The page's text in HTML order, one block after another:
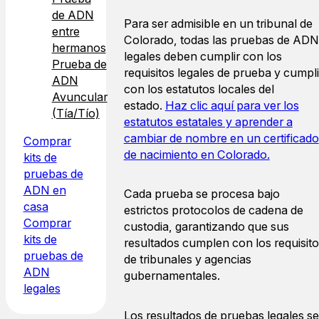
Para ser admisible en un tribunal de
Colorado, todas las pruebas de ADN
legales deben cumplir con los
requisitos legales de prueba y
con los estatutos locales del
estado. Haz clic aquí para ver los
estatutos estatales y aprender a
cambiar de nombre en un certificado
de nacimiento en Colorado.
Cada prueba se procesa bajo
estrictos protocolos de cadena de
custodia, garantizando que sus
resultados cumplen con los
de tribunales y agencias
gubernamentales.
Los resultados de pruebas legales se
de ADN
entre
hermanos
Prueba de
ADN
Avuncular
(Tía/Tío)
Comprar
kits de
pruebas de
ADN en
casa
Comprar
kits de
pruebas de
ADN
legales